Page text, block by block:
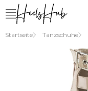
Startseite Tanzschuhe